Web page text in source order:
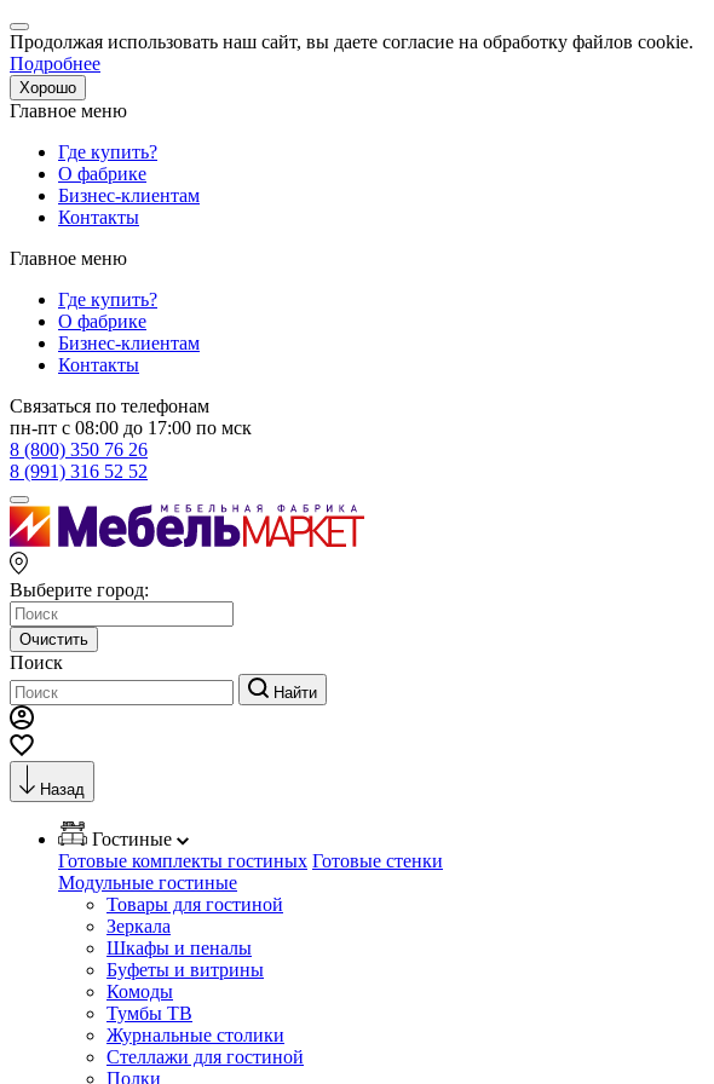
Продолжая использовать наш сайт, вы даете согласие на обработку файлов cookie.
Подробнее
Хорошо
Главное меню
Где купить?
О фабрике
Бизнес-клиентам
Контакты
Главное меню
Где купить?
О фабрике
Бизнес-клиентам
Контакты
Связаться по телефонам
пн-пт с 08:00 до 17:00 по мск
8 (800) 350 76 26
8 (991) 316 52 52
Выберите город:
Очистить
Поиск
Найти
Назад
Гостиные
Готовые комплекты гостиных Готовые стенки
Модульные гостиные
Товары для гостиной
Зеркала
Шкафы и пеналы
Буфеты и витрины
Комоды
Тумбы ТВ
Журнальные столики
Стеллажи для гостиной
Полки